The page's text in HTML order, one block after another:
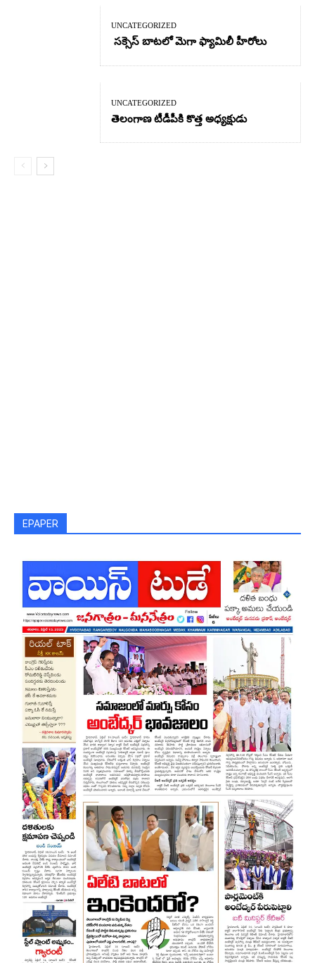
UNCATEGORIZED
సక్సెస్ బాటలో మెగా ఫ్యామిలీ హీరోలు
UNCATEGORIZED
తెలంగాణ టీడీపీకి కొత్త అధ్యక్షుడు
EPAPER